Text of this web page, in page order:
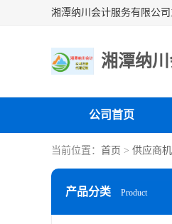
湘潭纳
公司首页
当前位置： 首页 > 供应商机
产品分类 Product